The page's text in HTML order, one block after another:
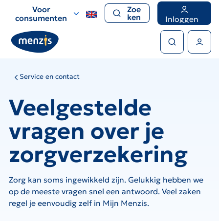
voor
snelle
navigatie
Voor
consumenten
Zoe
ken
Inloggen
Service en contact
Veelgestelde
vragen over je
zorgverzekering
Zorg kan soms ingewikkeld zijn. Gelukkig hebben we
op de meeste vragen snel een antwoord. Veel zaken
regel je eenvoudig zelf in Mijn Menzis.